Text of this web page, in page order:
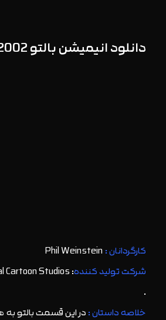
دانلود انیمیشن بالتو Balto 2002
کارگردانان : Phil Weinstein
شرکت تولید کننده: Universal Cartoon Studios
.
خلاصه داستان :در این قسمت بالتو